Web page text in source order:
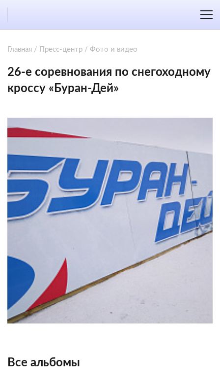
Главная / Пресс-центр / Фото и видео
26-е соревнования по снегоходному
кроссу «Буран-Дей»
Все альбомы